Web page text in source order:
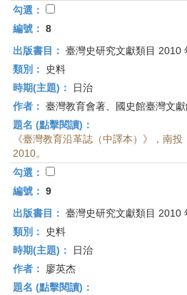
勾選：
編號： 8
出版書目： 臺灣史研究文獻類目 2010
類別：
史料
時期(主題)：
日治
作者： 臺灣教育會著、國史館臺灣文
題名 (點擊閱讀)：
《臺灣教育沿革誌（中譯本）》，南投
2010。
勾選：
編號： 9
出版書目： 臺灣史研究文獻類目 2010
類別：
史料
時期(主題)：
日治
作者：
廖英杰
題名 (點擊閱讀)：